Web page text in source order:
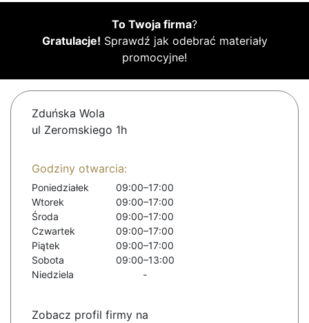
To Twoja firma?
Gratulacje! Sprawdź jak odebrać materiały
promocyjne!
Zduńska Wola
ul Zeromskiego 1h
Godziny otwarcia:
Poniedziałek
09:00–17:00
Wtorek
09:00–17:00
Środa
09:00–17:00
Czwartek
09:00–17:00
Piątek
09:00–17:00
Sobota
09:00–13:00
Niedziela
-
Zobacz profil firmy na